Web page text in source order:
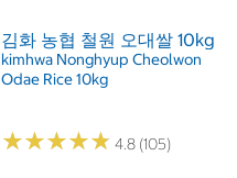
김화 농협 철원 오대쌀 10kg
kimhwa Nonghyup Cheolwon
Odae Rice 10kg
★★★★★
★★★★★ 4.8 (105)